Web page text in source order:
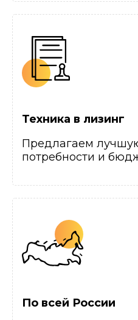
Техника в лизинг
Предлагаем
потребности и
По всей России